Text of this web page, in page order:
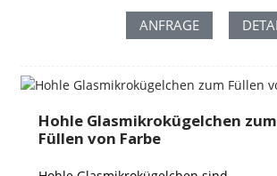
ANFRAGE
Hohle Glasmikrokügelchen zum
Füllen von Farbe